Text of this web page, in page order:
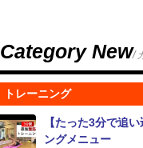
Category New/
トレーニング
【たった3分で追
ングメニュー